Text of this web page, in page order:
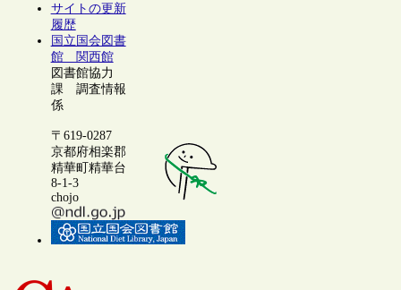
サイトの更新
履歴
国立国会図書
館 関西館
図書館協力
課 調査情報
係
〒619-0287
京都府相楽郡
精華町精華台
8-1-3
chojo